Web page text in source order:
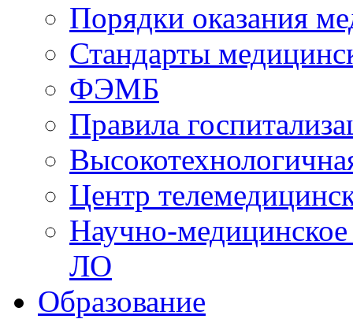
Порядки оказания
Стандарты
ФЭМБ
Правила
Центр
Научно-
ЛО
Образование